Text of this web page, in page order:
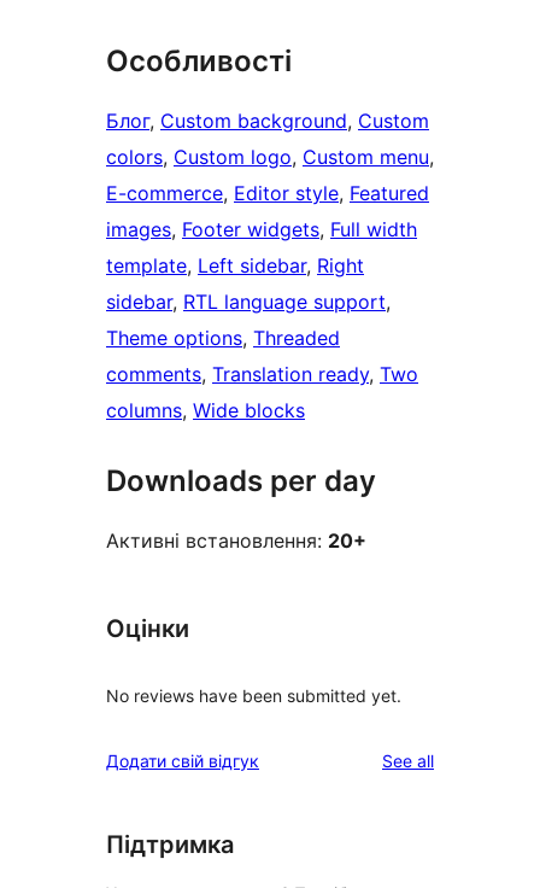
Особливості
Блог, Custom background, Custom
colors, Custom logo, Custom menu
E-commerce, Editor style, Featured
images, Footer widgets, Full width
template, Left sidebar, Right
sidebar, RTL language support
Theme options, Threaded
comments, Translation ready, Two
columns, Wide blocks
Downloads per day
Активні встановлення: 20+
Оцінки
No reviews have been submitted yet.
Додати свій відгук See allreviews
Підтримка